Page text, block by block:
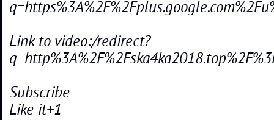
Link to video:/redirect?
Subscribe
Like it+1